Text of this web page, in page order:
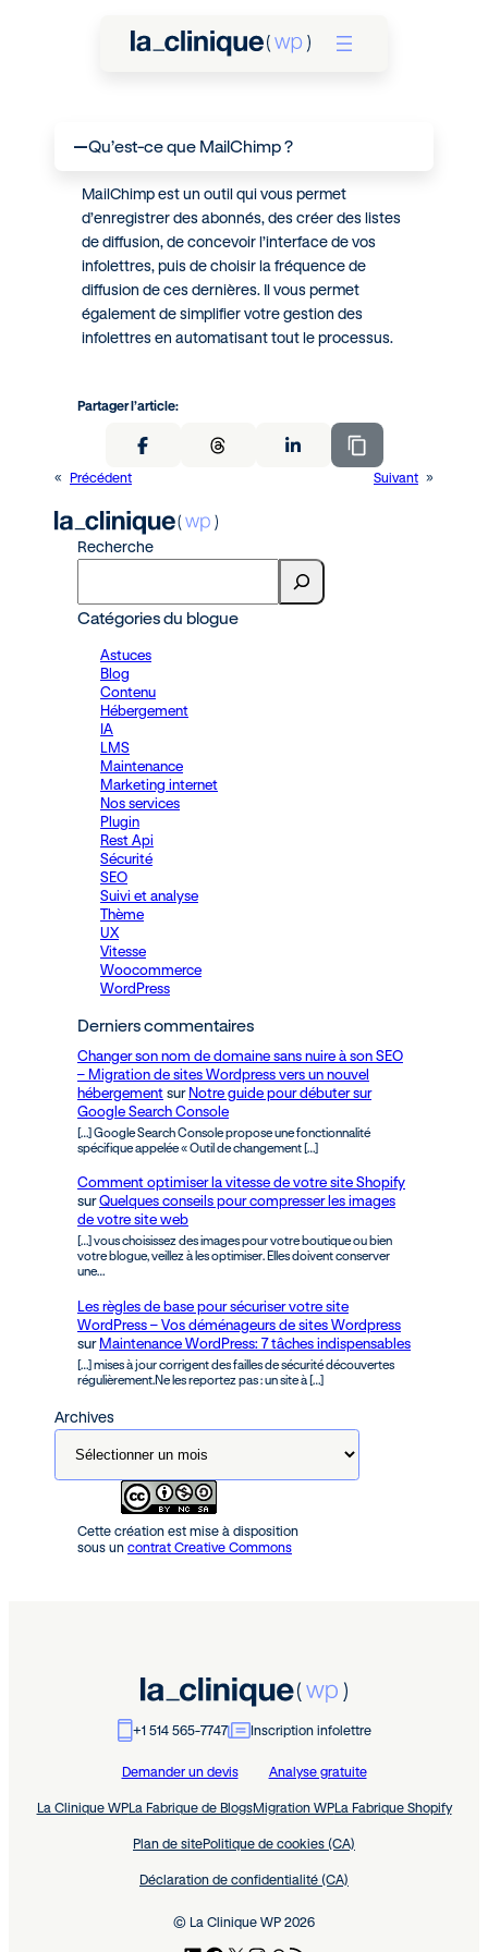
AQu’est-ce que MailChimp ?
MailChimp est un outil qui vous permet
d’enregistrer des abonnés, des créer des listes
de diffusion, de concevoir l’interface de vos
infolettres, puis de choisir la fréquence de
diffusion de ces dernières. Il vous permet
également de simplifier votre gestion des
infolettres en automatisant tout le processus.
Partager l’article:
« Précédent Suivant »
Recherche
Catégories du blogue
Astuces
Blog
Contenu
Hébergement
IA
LMS
Maintenance
Marketing internet
Nos services
Plugin
Rest Api
Sécurité
SEO
Suivi et analyse
Thème
UX
Vitesse
Woocommerce
WordPress
Derniers commentaires
Changer son nom de domaine sans nuire à son SEO
– Migration de sites Wordpress vers un nouvel
hébergement sur Notre guide pour débuter sur
Google Search Console
[…] Google Search Console propose une fonctionnalité
spécifique appelée « Outil de changement […]
Comment optimiser la vitesse de votre site Shopify
surQuelques conseils pour compresser les images
de votre site web
[…] vous choisissez des images pour votre boutique ou bien
votre blogue, veillez à les optimiser. Elles doivent conserver
une…
Les règles de base pour sécuriser votre site
WordPress – Vos déménageurs de sites Wordpress
sur Maintenance WordPress: 7 tâches indispensables
[…] mises à jour corrigent des failles de sécurité découvertes
régulièrement.Ne les reportez pas : un site à […]
Archives
Cette création est mise à disposition
sous un contrat Creative Commons
+1 514 565-7747 Inscription infolettre
Demander un devis Analyse gratuite
La Clinique WPLa Fabrique de BlogsMigration WPLa Fabrique Shopify
Plan de sitePolitique de cookies (CA)
Déclaration de confidentialité (CA)
© La Clinique WP 2026